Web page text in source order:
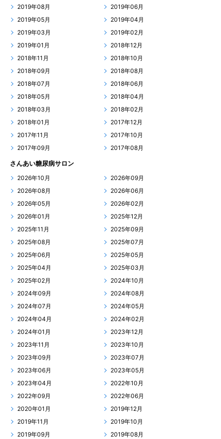
2019年08月
2019年06月
2019年05月
2019年04月
2019年03月
2019年02月
2019年01月
2018年12月
2018年11月
2018年10月
2018年09月
2018年08月
2018年07月
2018年06月
2018年05月
2018年04月
2018年03月
2018年02月
2018年01月
2017年12月
2017年11月
2017年10月
2017年09月
2017年08月
さんあい糖尿病サロン
2026年10月
2026年09月
2026年08月
2026年06月
2026年05月
2026年02月
2026年01月
2025年12月
2025年11月
2025年09月
2025年08月
2025年07月
2025年06月
2025年05月
2025年04月
2025年03月
2025年02月
2024年10月
2024年09月
2024年08月
2024年07月
2024年05月
2024年04月
2024年02月
2024年01月
2023年12月
2023年11月
2023年10月
2023年09月
2023年07月
2023年06月
2023年05月
2023年04月
2022年10月
2022年09月
2022年06月
2020年01月
2019年12月
2019年11月
2019年10月
2019年09月
2019年08月